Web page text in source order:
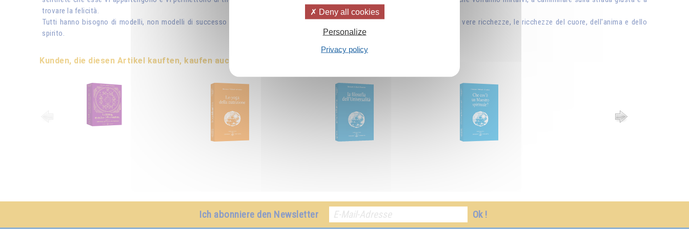
trovare la felicità.
Tutti hanno bisogno di modelli, non modelli di successo materiale, ma modelli che li aiutino a prendere coscienza delle proprie vere ricchezze, le ricchezze del cuore, dell'anima e dello
spirito.
Kunden, die diesen Artikel kauften, kaufen auch:
Ich abonniere den Newsletter Ok !
Deny all cookies
Personalize
Privacy policy